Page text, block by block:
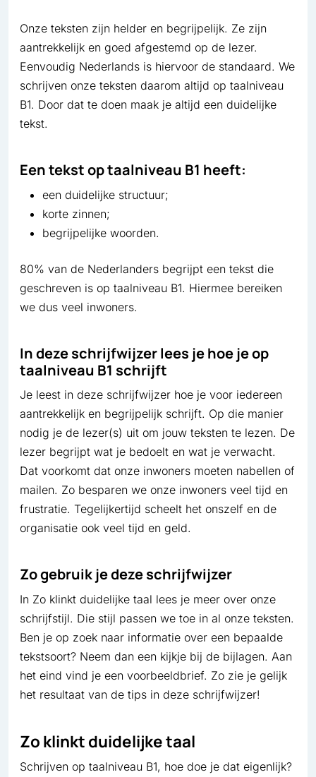
Onze teksten zijn helder en begrijpelijk. Ze zijn
aantrekkelijk en goed afgestemd op de lezer.
Eenvoudig Nederlands is hiervoor de standaard. We
schrijven onze teksten daarom altijd op taalniveau
B1. Door dat te doen maak je altijd een duidelijke
tekst.
Een tekst op taalniveau B1 heeft:
een duidelijke structuur;
korte zinnen;
begrijpelijke woorden.
80% van de Nederlanders begrijpt een tekst die
geschreven is op taalniveau B1. Hiermee bereiken
we dus veel inwoners.
In deze schrijfwijzer lees je hoe je op
taalniveau B1 schrijft
Je leest in deze schrijfwijzer hoe je voor iedereen
aantrekkelijk en begrijpelijk schrijft. Op die manier
nodig je de lezer(s) uit om jouw teksten te lezen. De
lezer begrijpt wat je bedoelt en wat je verwacht.
Dat voorkomt dat onze inwoners moeten nabellen of
mailen. Zo besparen we onze inwoners veel tijd en
frustratie. Tegelijkertijd scheelt het onszelf en de
organisatie ook veel tijd en geld.
Zo gebruik je deze schrijfwijzer
In Zo klinkt duidelijke taal lees je meer over onze
schrijfstijl. Die stijl passen we toe in al onze teksten.
Ben je op zoek naar informatie over een bepaalde
tekstsoort? Neem dan een kijkje bij de bijlagen. Aan
het eind vind je een voorbeeldbrief. Zo zie je gelijk
het resultaat van de tips in deze schrijfwijzer!
Zo klinkt duidelijke taal
Schrijven op taalniveau B1, hoe doe je dat eigenlijk?